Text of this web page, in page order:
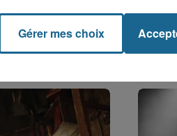
Gérer mes choix